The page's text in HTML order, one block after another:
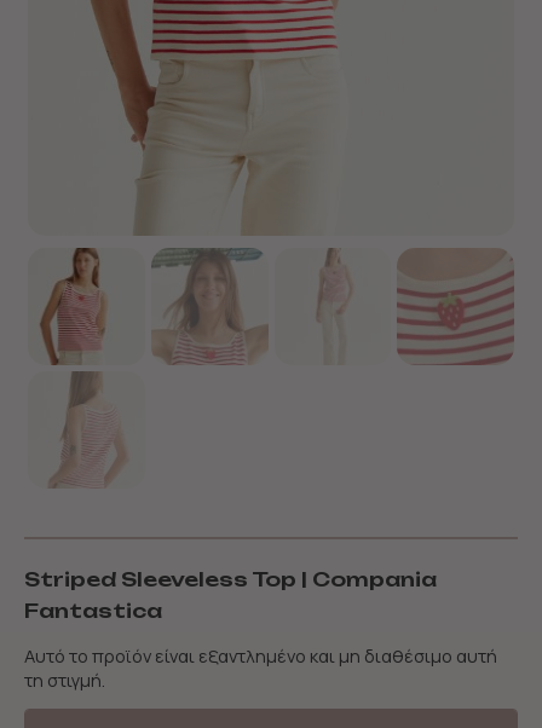
Striped Sleeveless Top | Compania
Fantastica
Αυτό το προϊόν είναι εξαντλημένο και μη διαθέσιμο αυτή
τη στιγμή.